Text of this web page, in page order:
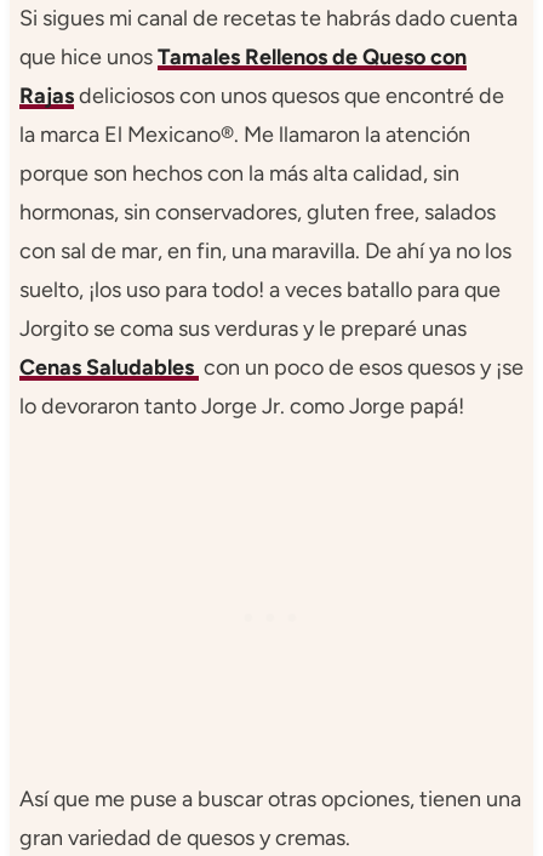
Si sigues mi canal de recetas te habrás dado cuenta
que hice unosTamales Rellenos de Queso con
Rajasdeliciosos con unos quesos que encontré de
la marca El Mexicano®. Me llamaron la atención
porque son hechos con la más alta calidad, sin
hormonas, sin conservadores, gluten free, salados
con sal de mar, en fin, una maravilla. De ahí ya no los
suelto, ¡los uso para todo! a veces batallo para que
Jorgito se coma sus verduras y le preparé unas
Cenas Saludables con un poco de esos quesos y ¡se
lo devoraron tanto Jorge Jr. como Jorge papá!
Así que me puse a buscar otras opciones, tienen una
gran variedad de quesos y cremas.